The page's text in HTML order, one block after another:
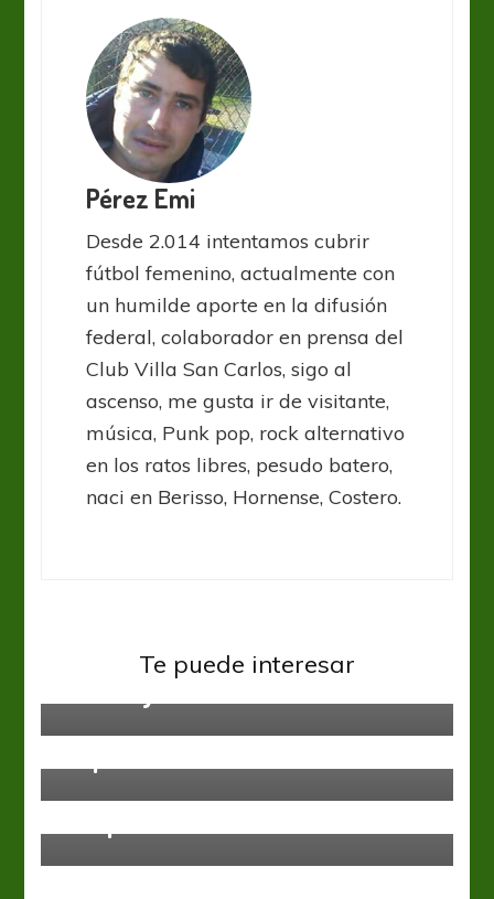
Pérez Emi
Desde 2.014 intentamos cubrir
fútbol femenino, actualmente con
un humilde aporte en la difusión
federal, colaborador en prensa del
Club Villa San Carlos, sigo al
ascenso, me gusta ir de visitante,
música, Punk pop, rock alternativo
en los ratos libres, pesudo batero,
naci en Berisso, Hornense, Costero.
Te puede interesar
Primera B